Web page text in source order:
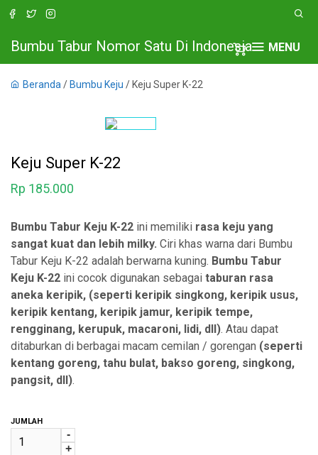
MENU
Bumbu Tabur Nomor Satu Di Indonesia
Beranda / Bumbu Keju / Keju Super K-22
Keju Super K-22
Rp 185.000
Bumbu Tabur Keju K-22 ini memiliki rasa keju yang
sangat kuat dan lebih milky. Ciri khas warna dari Bumbu
Tabur Keju K-22 adalah berwarna kuning. Bumbu Tabur
Keju K-22 ini cocok digunakan sebagai taburan rasa
aneka keripik, (seperti keripik singkong, keripik usus,
keripik kentang, keripik jamur, keripik tempe,
rengginang, kerupuk, macaroni, lidi, dll). Atau dapat
ditaburkan di berbagai macam cemilan / gorengan (seperti
kentang goreng, tahu bulat, bakso goreng, singkong,
pangsit, dll).
JUMLAH
-
+